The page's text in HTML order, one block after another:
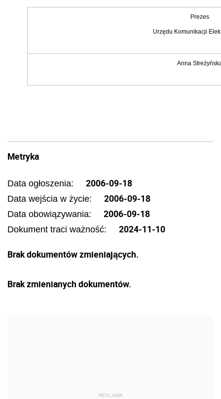
Prezes
Urzędu Komunikacji
Anna
Metryka
Data ogłoszenia: 2006-09-18
Data wejścia w życie: 2006-09-18
Data obowiązywania: 2006-09-18
Dokument traci ważność: 2024-11-10
Brak dokumentów zmieniających.
Brak zmienianych dokumentów.